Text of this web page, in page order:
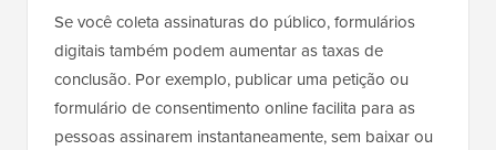
Se você coleta assinaturas do público, formulários
digitais também podem aumentar as taxas de
conclusão. Por exemplo, publicar uma petição ou
formulário de consentimento online facilita para as
pessoas assinarem instantaneamente, sem baixar ou